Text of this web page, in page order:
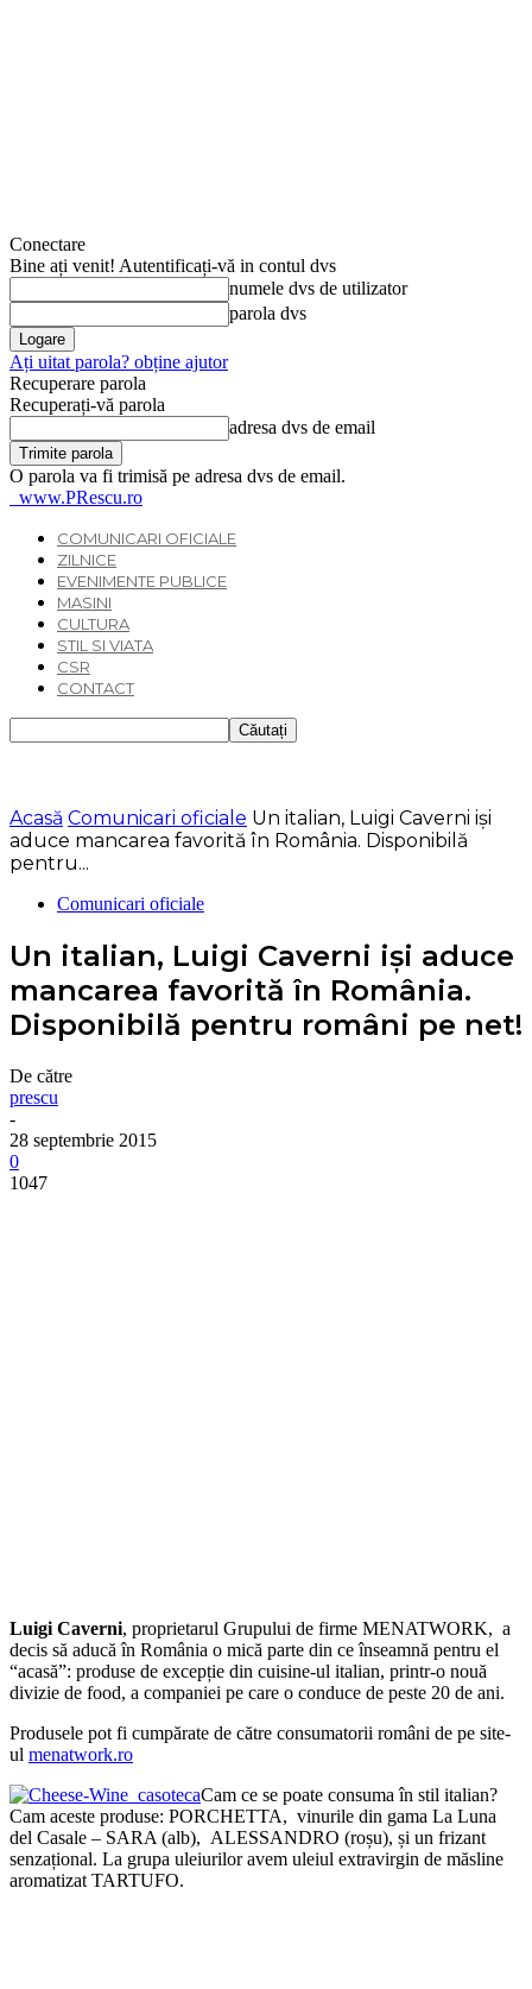
Conectare
Bine ați venit! Autentificați-vă in contul dvs
numele dvs de utilizator
parola dvs
Ați uitat parola? obține ajutor
Recuperare parola
Recuperați-vă parola
adresa dvs de email
O parola va fi trimisă pe adresa dvs de email.
www.PRescu.ro
COMUNICARI OFICIALE
ZILNICE
EVENIMENTE PUBLICE
MASINI
CULTURA
STIL SI VIATA
CSR
CONTACT
Acasă Comunicari oficiale Un italian, Luigi Caverni işi
aduce mancarea favorită în România. Disponibilă
pentru...
Comunicari oficiale
Un italian, Luigi Caverni işi aduce
mancarea favorită în România.
Disponibilă pentru români pe net!
De către
prescu
-
28 septembrie 2015
0
1047
Luigi Caverni, proprietarul Grupului de firme MENATWORK, a
decis să aducă în România o mică parte din ce înseamnă pentru el
“acasă”: produse de excepție din cuisine-ul italian, printr-o nouă
divizie de food, a companiei pe care o conduce de peste 20 de ani.
Produsele pot fi cumpărate de către consumatorii români de pe site-
ul menatwork.ro
Cam ce se poate consuma în stil italian?
Cam aceste produse: PORCHETTA, vinurile din gama La Luna
del Casale – SARA (alb), ALESSANDRO (roșu), și un frizant
senzațional. La grupa uleiurilor avem uleiul extravirgin de măsline
aromatizat TARTUFO.